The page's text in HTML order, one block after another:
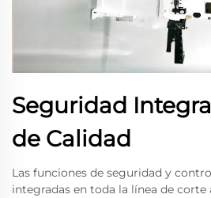
Seguridad
de Calidad
Las funciones de seguridad y
integradas en toda la línea de